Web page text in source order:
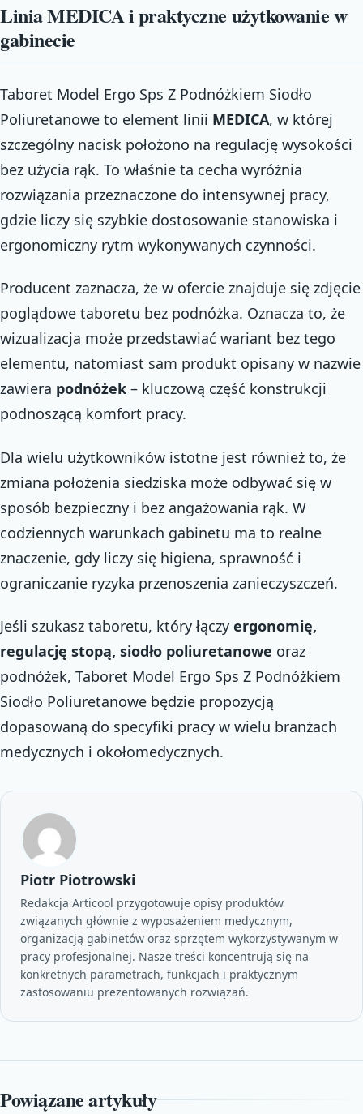
Linia MEDICA i praktyczne użytkowanie w
gabinecie
Taboret Model Ergo Sps Z Podnóżkiem Siodło
Poliuretanowe to element linii MEDICA, w której
szczególny nacisk położono na regulację wysokości
bez użycia rąk. To właśnie ta cecha wyróżnia
rozwiązania przeznaczone do intensywnej pracy,
gdzie liczy się szybkie dostosowanie stanowiska i
ergonomiczny rytm wykonywanych czynności.
Producent zaznacza, że w ofercie znajduje się zdjęcie
poglądowe taboretu bez podnóżka. Oznacza to, że
wizualizacja może przedstawiać wariant bez tego
elementu, natomiast sam produkt opisany w nazwie
zawiera podnóżek – kluczową część konstrukcji
podnoszącą komfort pracy.
Dla wielu użytkowników istotne jest również to, że
zmiana położenia siedziska może odbywać się w
sposób bezpieczny i bez angażowania rąk. W
codziennych warunkach gabinetu ma to realne
znaczenie, gdy liczy się higiena, sprawność i
ograniczanie ryzyka przenoszenia zanieczyszczeń.
Jeśli szukasz taboretu, który łączy ergonomię,
regulację stopą, siodło poliuretanowe oraz
podnóżek, Taboret Model Ergo Sps Z Podnóżkiem
Siodło Poliuretanowe będzie propozycją
dopasowaną do specyfiki pracy w wielu branżach
medycznych i okołomedycznych.
Piotr Piotrowski
Redakcja Articool przygotowuje opisy produktów
związanych głównie z wyposażeniem medycznym,
organizacją gabinetów oraz sprzętem wykorzystywanym w
pracy profesjonalnej. Nasze treści koncentrują się na
konkretnych parametrach, funkcjach i praktycznym
zastosowaniu prezentowanych rozwiązań.
Powiązane artykuły